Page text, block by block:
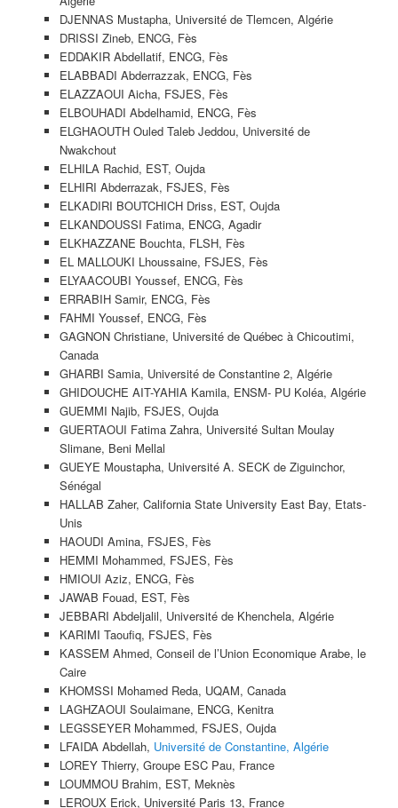
DJENNAS Mustapha, Université de Tlemcen, Algérie
DRISSI Zineb, ENCG, Fès
EDDAKIR Abdellatif, ENCG, Fès
ELABBADI Abderrazzak, ENCG, Fès
ELAZZAOUI Aicha, FSJES, Fès
ELBOUHADI Abdelhamid, ENCG, Fès
ELGHAOUTH Ouled Taleb Jeddou, Université de
Nwakchout
ELHILA Rachid, EST, Oujda
ELHIRI Abderrazak, FSJES, Fès
ELKADIRI BOUTCHICH Driss, EST, Oujda
ELKANDOUSSI Fatima, ENCG, Agadir
ELKHAZZANE Bouchta, FLSH, Fès
EL MALLOUKI Lhoussaine, FSJES, Fès
ELYAACOUBI Youssef, ENCG, Fès
ERRABIH Samir, ENCG, Fès
FAHMI Youssef, ENCG, Fès
GAGNON Christiane, Université de Québec à Chicoutimi,
Canada
GHARBI Samia, Université de Constantine 2, Algérie
GHIDOUCHE AIT-YAHIA Kamila, ENSM- PU Koléa, Algérie
GUEMMI Najib, FSJES, Oujda
GUERTAOUI Fatima Zahra, Université Sultan Moulay
Slimane, Beni Mellal
GUEYE Moustapha, Université A. SECK de Ziguinchor,
Sénégal
HALLAB Zaher, California State University East Bay, Etats-
Unis
HAOUDI Amina, FSJES, Fès
HEMMI Mohammed, FSJES, Fès
HMIOUI Aziz, ENCG, Fès
JAWAB Fouad, EST, Fès
JEBBARI Abdeljalil, Université de Khenchela, Algérie
KARIMI Taoufiq, FSJES, Fès
KASSEM Ahmed, Conseil de l’Union Economique Arabe, le
Caire
KHOMSSI Mohamed Reda, UQAM, Canada
LAGHZAOUI Soulaimane, ENCG, Kenitra
LEGSSEYER Mohammed, FSJES, Oujda
LFAIDA Abdellah, Université de Constantine, Algérie
LOREY Thierry, Groupe ESC Pau, France
LOUMMOU Brahim, EST, Meknès
LEROUX Erick, Université Paris 13, France